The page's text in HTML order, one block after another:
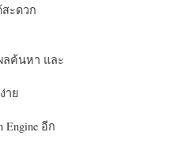
สะดวก
ลค้นหา และ
าย
อีก